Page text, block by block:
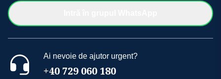
Ai nevoie de ajutor urgent?
+40 729 060 180